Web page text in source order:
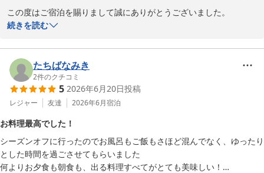
この度はご宿泊を賜りまして誠にありがとうございました。
また、お食事等ご満足いただけました事嬉しい限りでございます。
たてやま鏡ヶ浦温泉 館山シーサイドホテル
2026-07-30
続きを読む
たちばなみき
2件のクチコミ
5 2026年6月20日投稿
レジャー 友達 2026年6月宿泊
お料理最高でした！
シーズンオフに行ったのでお風呂もご飯もさほど混んでなく、ゆったり
とした時間を過ごさせてもらいました
何よりお夕食も朝食も、出る料理すべてがとても美味しい！